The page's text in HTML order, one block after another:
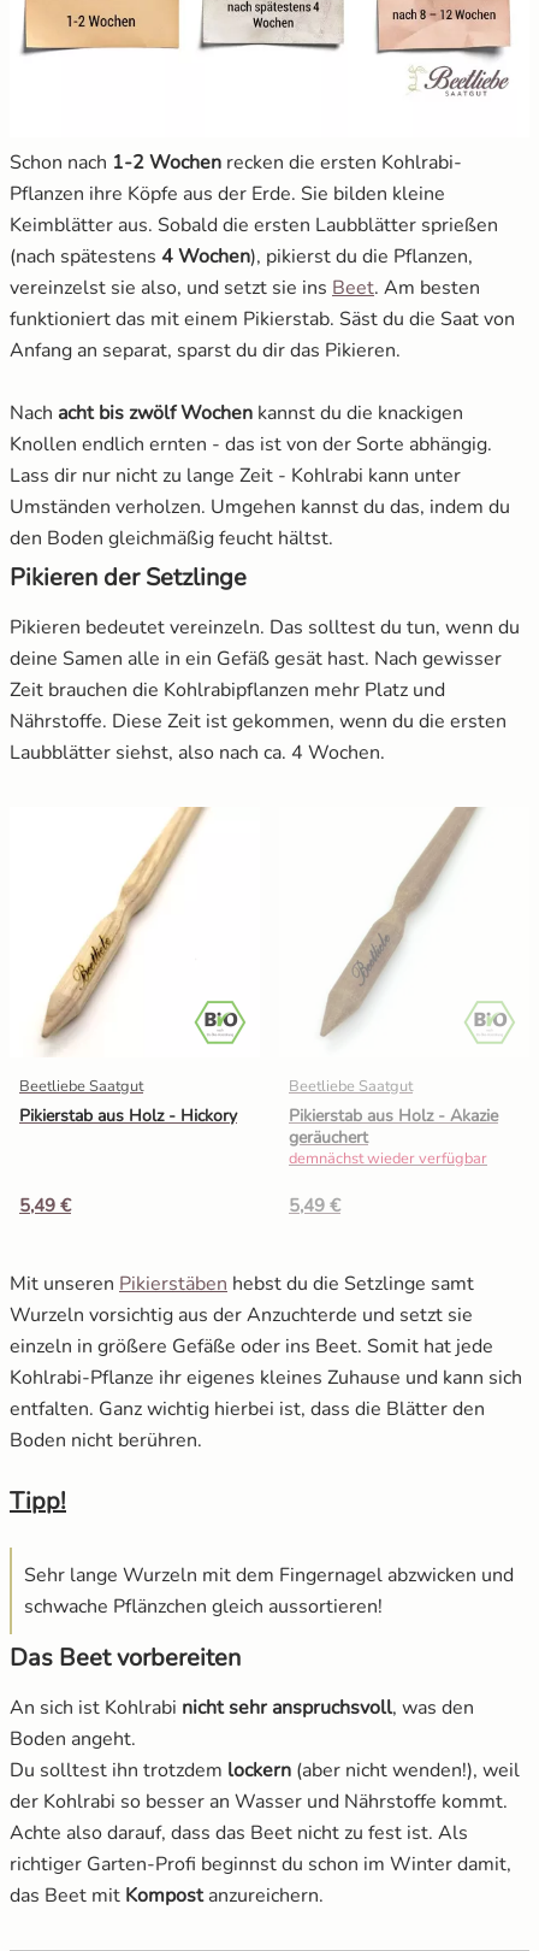
Schon nach 1-2 Wochen recken die ersten Kohlrabi-
Pflanzen ihre Köpfe aus der Erde. Sie bilden kleine
Keimblätter aus. Sobald die ersten Laubblätter sprießen
(nach spätestens 4 Wochen), pikierst du die Pflanzen,
vereinzelst sie also, und setzt sie ins Beet. Am besten
funktioniert das mit einem Pikierstab. Säst du die Saat von
Anfang an separat, sparst du dir das Pikieren.
Nach acht bis zwölf Wochen kannst du die knackigen
Knollen endlich ernten - das ist von der Sorte abhängig.
Lass dir nur nicht zu lange Zeit - Kohlrabi kann unter
Umständen verholzen. Umgehen kannst du das, indem du
den Boden gleichmäßig feucht hältst.
Pikieren der Setzlinge
Pikieren bedeutet vereinzeln. Das solltest du tun, wenn du
deine Samen alle in ein Gefäß gesät hast. Nach gewisser
Zeit brauchen die Kohlrabipflanzen mehr Platz und
Nährstoffe. Diese Zeit ist gekommen, wenn du die ersten
Laubblätter siehst, also nach ca. 4 Wochen.
Beetliebe Saatgut
Pikierstab aus Holz - Hickory
5,49 €
Beetliebe Saatgut
Pikierstab aus Holz - Akazie
geräuchert
demnächst wieder verfügbar
5,49 €
Mit unseren Pikierstäben hebst du die Setzlinge samt
Wurzeln vorsichtig aus der Anzuchterde und setzt sie
einzeln in größere Gefäße oder ins Beet. Somit hat jede
Kohlrabi-Pflanze ihr eigenes kleines Zuhause und kann sich
entfalten. Ganz wichtig hierbei ist, dass die Blätter den
Boden nicht berühren.
Tipp!
Sehr lange Wurzeln mit dem Fingernagel abzwicken und
schwache Pflänzchen gleich aussortieren!
Das Beet vorbereiten
An sich ist Kohlrabi nicht sehr anspruchsvoll, was den
Boden angeht.
Du solltest ihn trotzdem lockern (aber nicht wenden!), weil
der Kohlrabi so besser an Wasser und Nährstoffe kommt.
Achte also darauf, dass das Beet nicht zu fest ist. Als
richtiger Garten-Profi beginnst du schon im Winter damit,
das Beet mit Kompostanzureichern.